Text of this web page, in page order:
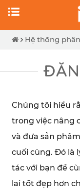
Hệ thống
Chúng tôi hiểu
trong việc nâng
và đưa sản
cuối cùng. Đó là
tác với bạn để
lai tốt đẹp hơn